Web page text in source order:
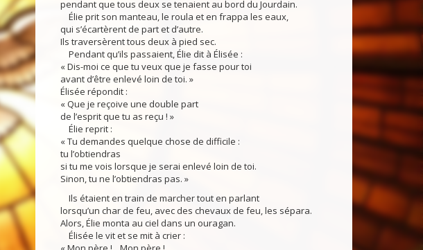
pendant que tous deux se tenaient au bord du Jourdain.
Élie prit son manteau, le roula et en frappa les eaux,
qui s’écartèrent de part et d’autre.
Ils traversèrent tous deux à pied sec.
Pendant qu’ils passaient, Élie dit à Élisée :
« Dis-moi ce que tu veux que je fasse pour toi
avant d’être enlevé loin de toi. »
Élisée répondit :
« Que je reçoive une double part
de l’esprit que tu as reçu ! »
Élie reprit :
« Tu demandes quelque chose de difficile :
tu l’obtiendras
si tu me vois lorsque je serai enlevé loin de toi.
Sinon, tu ne l’obtiendras pas. »
Ils étaient en train de marcher tout en parlant
lorsqu’un char de feu, avec des chevaux de feu, les sépara.
Alors, Élie monta au ciel dans un ouragan.
Élisée le vit et se mit à crier :